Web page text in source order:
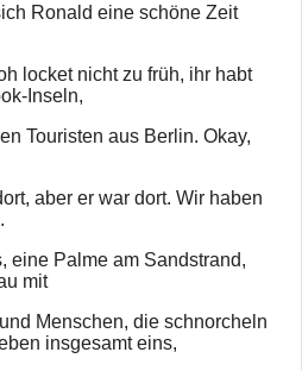
Ronald eine schöne Zeit
locket nicht zu früh, ihr habt
Inseln,
Touristen aus Berlin. Okay,
aber er war dort. Wir haben
eine Palme am Sandstrand,
mit
Menschen, die schnorcheln
insgesamt eins,